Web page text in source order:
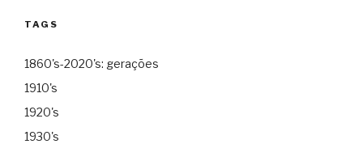
TAGS
1860's-2020's: gerações
1910's
1920's
1930's